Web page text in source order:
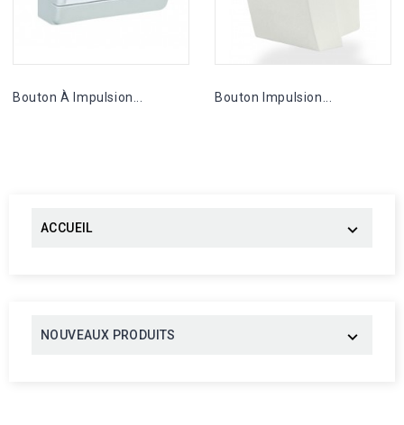
Bouton À Impulsion... Bouton Impulsion...
ACCUEIL 
NOUVEAUX PRODUITS 